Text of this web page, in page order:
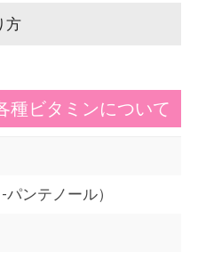
方
種ビタミンについて
ンテノール）